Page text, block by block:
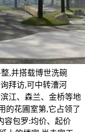
,并搭载博世洗碗
拜访,可中转漕河
江、森兰、金桥等地
的花圃室第,它占领了
容包罗:均价、起价